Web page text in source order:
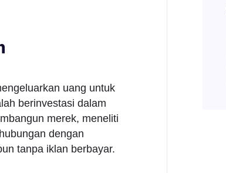
uang untuk
berinvestasi dalam
merek, meneliti
dengan
tanpa iklan berbayar.